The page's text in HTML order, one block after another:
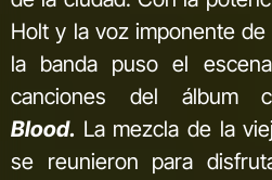
Holt y la voz imponente de
la banda puso el
canciones del álbum
Blood. La mezcla de la
se reunieron para